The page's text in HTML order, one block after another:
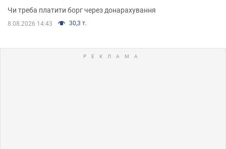
Чи треба платити борг через донарахування
8.08.2026 14:43 30,3 т.